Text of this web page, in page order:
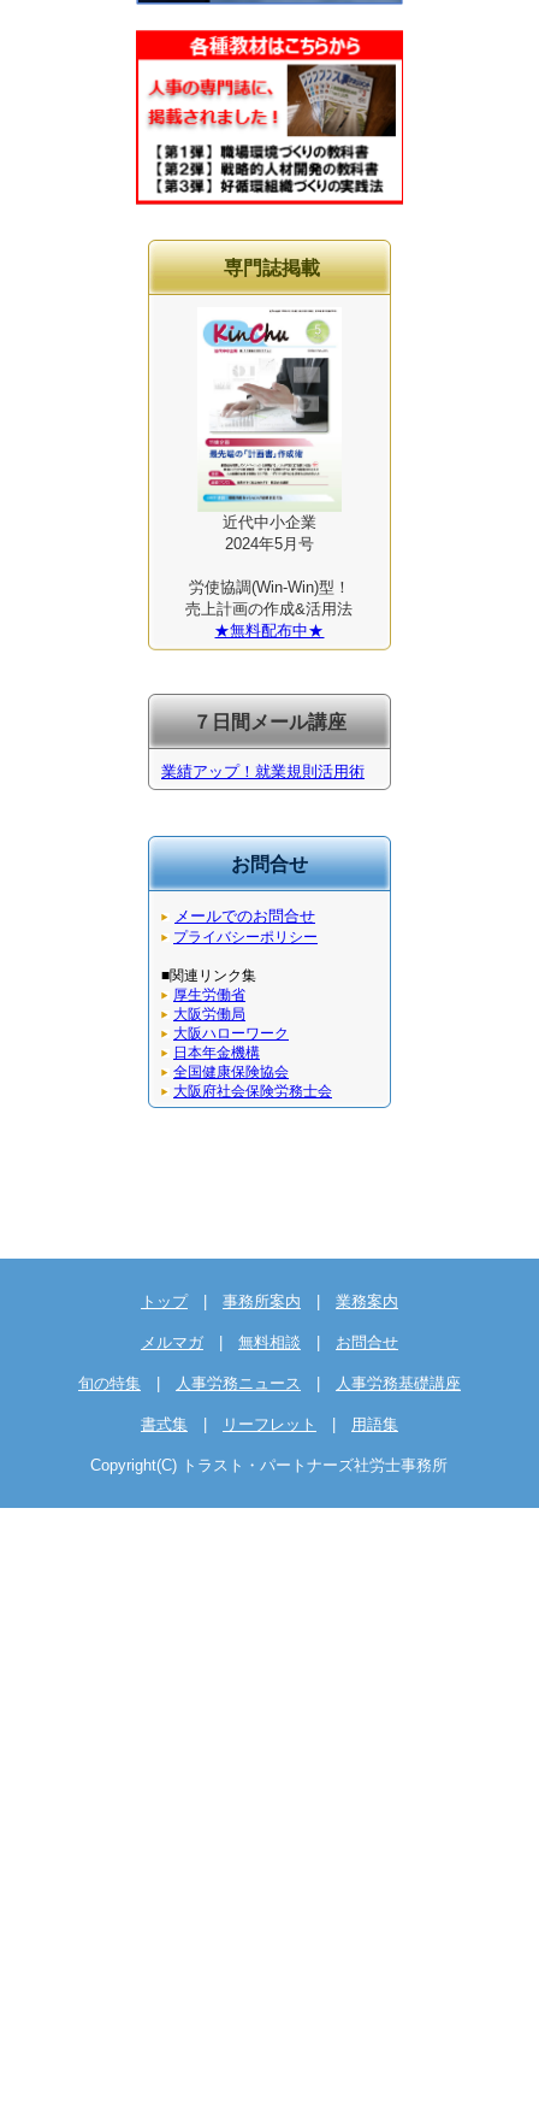
専門誌掲載
近代中小企業
2024年5月号
労使協調(Win-Win)型！
売上計画の作成&活用法
★無料配布中★
７日間メール講座
業績アップ！就業規則活用術
お問合せ
メールでのお問合せ
プライバシーポリシー
■関連リンク集
厚生労働省
大阪労働局
大阪ハローワーク
日本年金機構
全国健康保険協会
大阪府社会保険労務士会
トップ| 事務所案内 業務案内
メルマガ 無料相談 お問合せ
旬の特集 人事労務ニュース 人事労務基礎講座
書式集 リーフレット 用語集
Copyright(C) トラスト・パートナーズ社労士事務所